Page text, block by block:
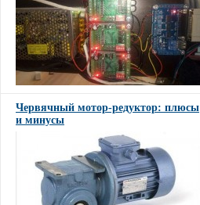
Червячный мотор-редуктор: плюсы
и минусы